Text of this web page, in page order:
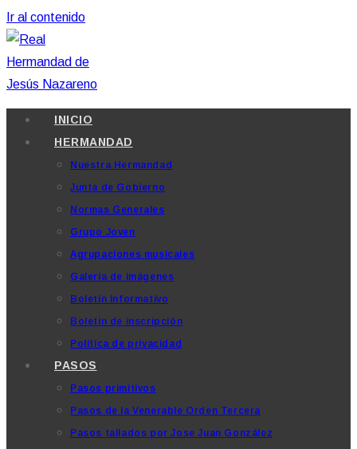
Ir al contenido
INICIO
HERMANDAD
Nuestra Hermandad
Junta de Gobierno
Normas Generales
Grupo Joven
Agrupaciones musicales
Galería de imágenes
Boletín Informativo
Boletín de inscripción
Política de privacidad
PASOS
Pasos primitivos
Pasos de la Venerable Orden Tercera
Pasos tallados por Jose Juan González